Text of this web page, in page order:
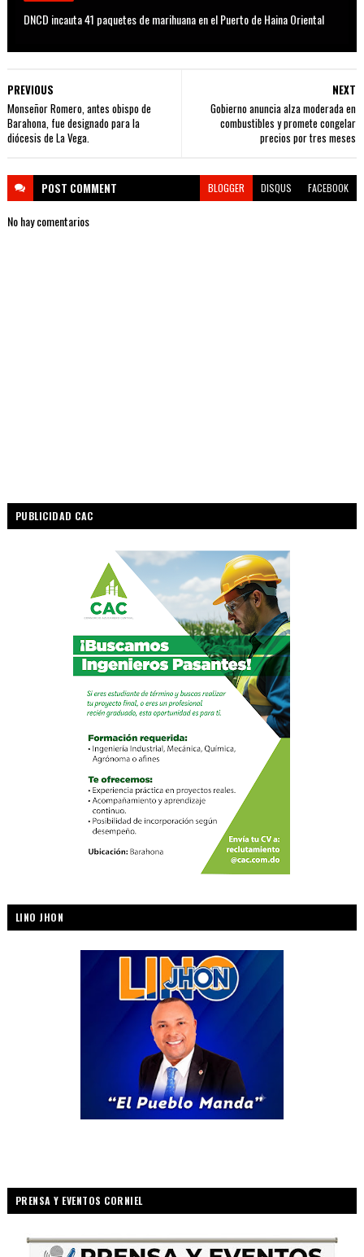
DNCD incauta 41 paquetes de marihuana en el Puerto de Haina Oriental
NEXT
Gobierno anuncia alza moderada en
combustibles y promete congelar
precios por tres meses
PREVIOUS
Monseñor Romero, antes obispo de
Barahona, fue designado para la
diócesis de La Vega.
POST COMMENT BLOGGER DISQUS FACEBOOK
No hay comentarios
PUBLICIDAD CAC
LINO JHON
PRENSA Y EVENTOS CORNIEL